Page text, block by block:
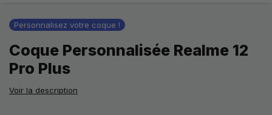
Personnalisez votre coque !
Coque Personnalisée Realme 12
Pro Plus
Voir la description